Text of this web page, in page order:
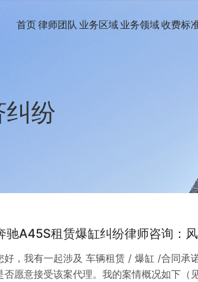
首页律师团队 业务区域 业务领域收费标
纷
驰A45S租赁爆缸纠纷律师咨询：
好，我有一起涉及 车辆租赁 / 爆缸 /合同承
否愿意接受该案代理。我的案情概况如下（